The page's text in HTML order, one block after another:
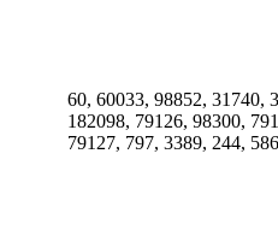
60, 60033, 98852, 31740,
182098, 79126, 98300,
79127, 797, 3389, 244, 586